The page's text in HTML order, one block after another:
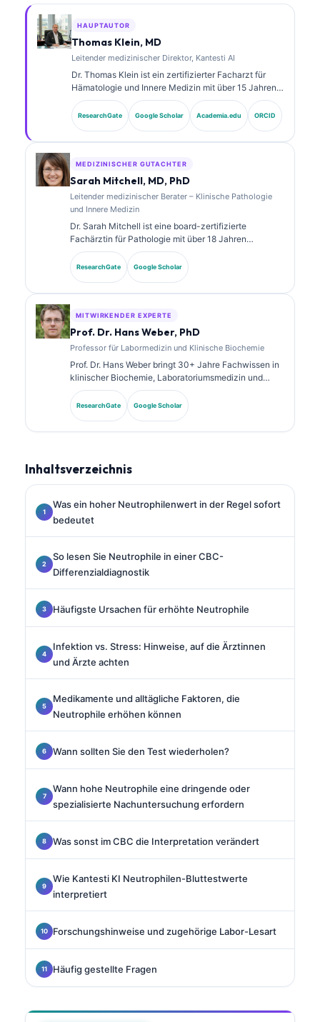
HAUPTAUTOR
Thomas Klein, MD
Leitender medizinischer Direktor, Kantesti AI
Dr. Thomas Klein ist ein zertifizierter Facharzt für
Hämatologie und Innere Medizin mit über 15 Jahren
Erfahrung in der Labormedizin und in der KI-
gestützten klinischen Analyse. Als Chief Medical
Officer bei Kantesti AI übernimmt er die klinische
umfangreich zu der Interpretation von Biomarkern
und zu Labor- diagnostik in Themen der
ResearchGate Google Scholar Academia.edu ORCID
MEDIZINISCHER GUTACHTER
Sarah Mitchell, MD, PhD
Leitender medizinischer Berater – Klinische Pathologie
und Innere Medizin
Dr. Sarah Mitchell ist eine board-zertifizierte
Fachärztin für Pathologie mit über 18 Jahren
Erfahrung in der Laboratoriumsmedizin und in der
diagnostischen Analyse. Sie verfügt über
Spezialzertifizierungen in klinischer Chemie und hat
ResearchGate Google Scholar
MITWIRKENDER EXPERTE
Prof. Dr. Hans Weber, PhD
Professor für Labormedizin und Klinische Biochemie
Prof. Dr. Hans Weber bringt 30+ Jahre Fachwissen in
klinischer Biochemie, Laboratoriumsmedizin und
Biomarkerforschung mit. Als ehemaliger Präsident der
Deutschen Gesellschaft für Klinische Chemie ist er
auf die Analyse diagnostischer Panels, die
ResearchGate Google Scholar
Inhaltsverzeichnis
Was ein hoher Neutrophilenwert in der Regel sofort
bedeutet
So lesen Sie Neutrophile in einer CBC-
Differenzialdiagnostik
Häufigste Ursachen für erhöhte Neutrophile
Infektion vs. Stress: Hinweise, auf die Ärztinnen
und Ärzte achten
Medikamente und alltägliche Faktoren, die
Neutrophile erhöhen können
Wann sollten Sie den Test wiederholen?
Wann hohe Neutrophile eine dringende oder
spezialisierte Nachuntersuchung erfordern
Was sonst im CBC die Interpretation verändert
Wie Kantesti KI Neutrophilen-Bluttestwerte
interpretiert
Forschungshinweise und zugehörige Labor-Lesart
Häufig gestellte Fragen